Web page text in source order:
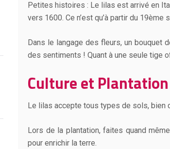
Petites histoires : Le lilas est arrivé en
vers 1600. Ce n’est qu’à partir du
Dans le langage des fleurs, un bouquet
des sentiments ! Quant à une seule tige
Culture et Plantation
Le lilas accepte tous types de sols, bien
Lors de la plantation, faites quand
pour enrichir la terre.